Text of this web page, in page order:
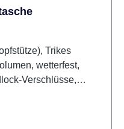
Trikes
wetterfest,
Verschlüsse,